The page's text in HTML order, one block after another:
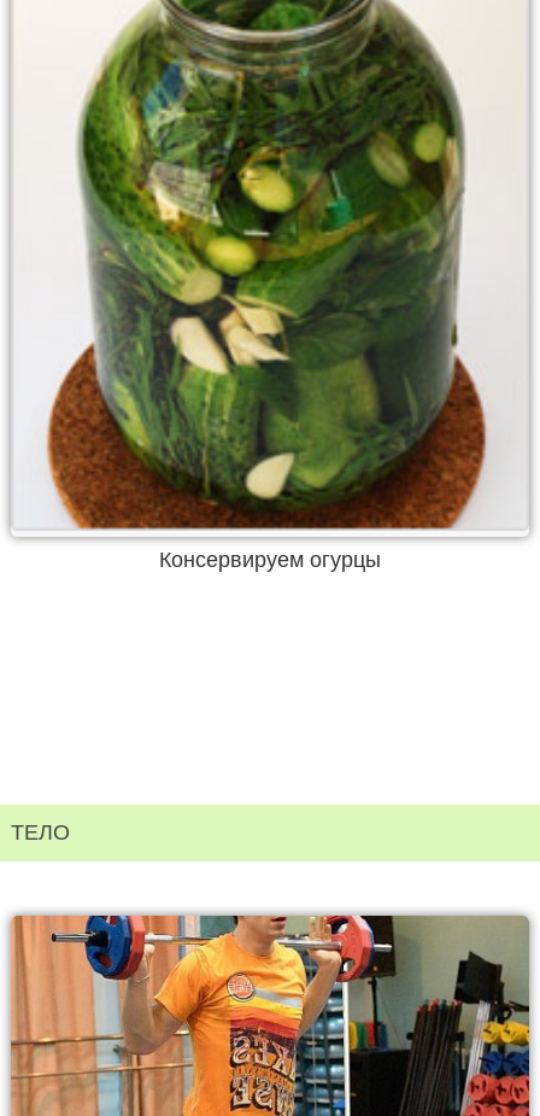
Консервируем огурцы
ТЕЛО